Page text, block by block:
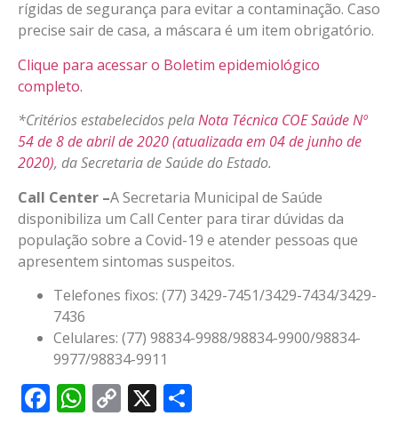
rígidas de segurança para evitar a contaminação. Caso
precise sair de casa, a máscara é um item obrigatório.
Clique para acessar o Boletim epidemiológico
completo.
*Critérios estabelecidos pelaNota Técnica COE Saúde Nº
54 de 8 de abril de 2020 (atualizada em 04 de junho de
2020), da Secretaria de Saúde do Estado.
Call Center –A Secretaria Municipal de Saúde
disponibiliza um Call Center para tirar dúvidas da
população sobre a Covid-19 e atender pessoas que
apresentem sintomas suspeitos.
Telefones fixos: (77) 3429-7451/3429-7434/3429-
7436
Celulares: (77) 98834-9988/98834-9900/98834-
9977/98834-9911
Facebook
WhatsApp
Copy
X